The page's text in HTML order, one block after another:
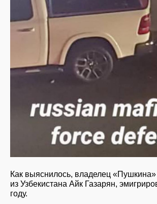
Как выяснилось, владелец
из Узбекистана Айк Газарян,
году.